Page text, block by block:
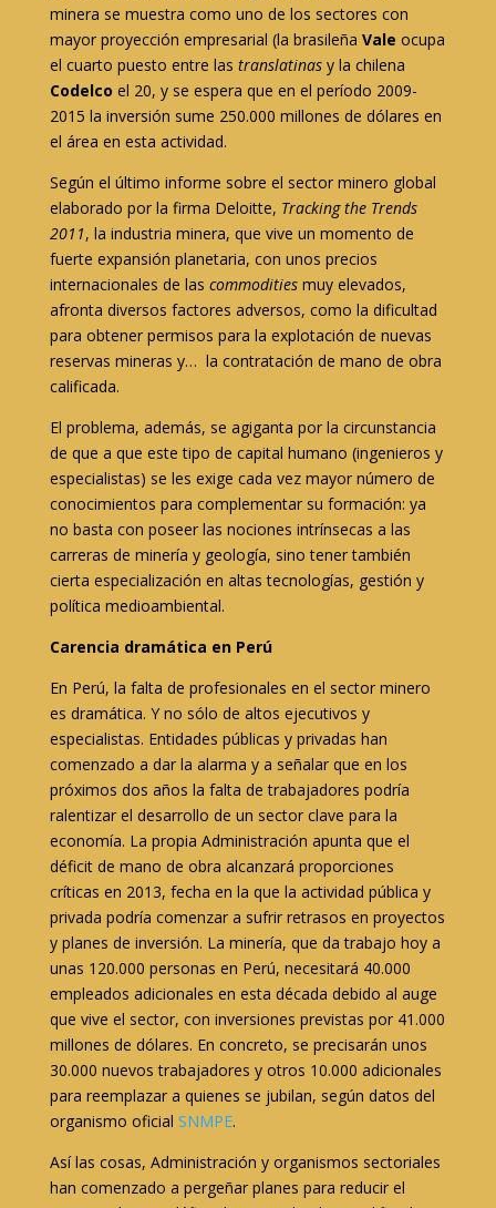
minera se muestra como uno de los sectores con
mayor proyección empresarial (la brasileña Vale ocupa
el cuarto puesto entre las translatinasy la chilena
Codelco el 20, y se espera que en el período 2009-
2015 la inversión sume 250.000 millones de dólares en
el área en esta actividad.
Según el último informe sobre el sector minero global
elaborado por la firma Deloitte, Tracking the Trends
2011, la industria minera, que vive un momento de
fuerte expansión planetaria, con unos precios
internacionales de las commoditiesmuy elevados,
afronta diversos factores adversos, como la dificultad
para obtener permisos para la explotación de nuevas
reservas mineras y… la contratación de mano de obra
calificada.
El problema, además, se agiganta por la circunstancia
de que a que este tipo de capital humano (ingenieros y
especialistas) se les exige cada vez mayor número de
conocimientos para complementar su formación: ya
no basta con poseer las nociones intrínsecas a las
carreras de minería y geología, sino tener también
cierta especialización en altas tecnologías, gestión y
política medioambiental.
Carencia dramática en Perú
En Perú, la falta de profesionales en el sector minero
es dramática. Y no sólo de altos ejecutivos y
especialistas. Entidades públicas y privadas han
comenzado a dar la alarma y a señalar que en los
próximos dos años la falta de trabajadores podría
ralentizar el desarrollo de un sector clave para la
economía. La propia Administración apunta que el
déficit de mano de obra alcanzará proporciones
críticas en 2013, fecha en la que la actividad pública y
privada podría comenzar a sufrir retrasos en proyectos
y planes de inversión. La minería, que da trabajo hoy a
unas 120.000 personas en Perú, necesitará 40.000
empleados adicionales en esta década debido al auge
que vive el sector, con inversiones previstas por 41.000
millones de dólares. En concreto, se precisarán unos
30.000 nuevos trabajadores y otros 10.000 adicionales
para reemplazar a quienes se jubilan, según datos del
organismo oficial SNMPE.
Así las cosas, Administración y organismos sectoriales
han comenzado a pergeñar planes para reducir el